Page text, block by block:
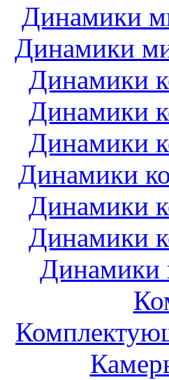
Динамики
Динамики
Динамики
Динамики
Динамики
Динамики
Динамики
Динамики
Динамики